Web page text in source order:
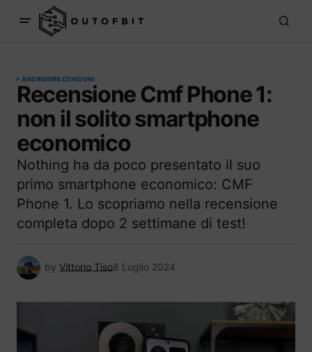
ANDROIDRECENSIONI
Recensione Cmf Phone 1:
non il solito smartphone
economico
Nothing ha da poco presentato il suo
primo smartphone economico: CMF
Phone 1. Lo scopriamo nella recensione
completa dopo 2 settimane di test!
by Vittorio Tiso8 Luglio 2024